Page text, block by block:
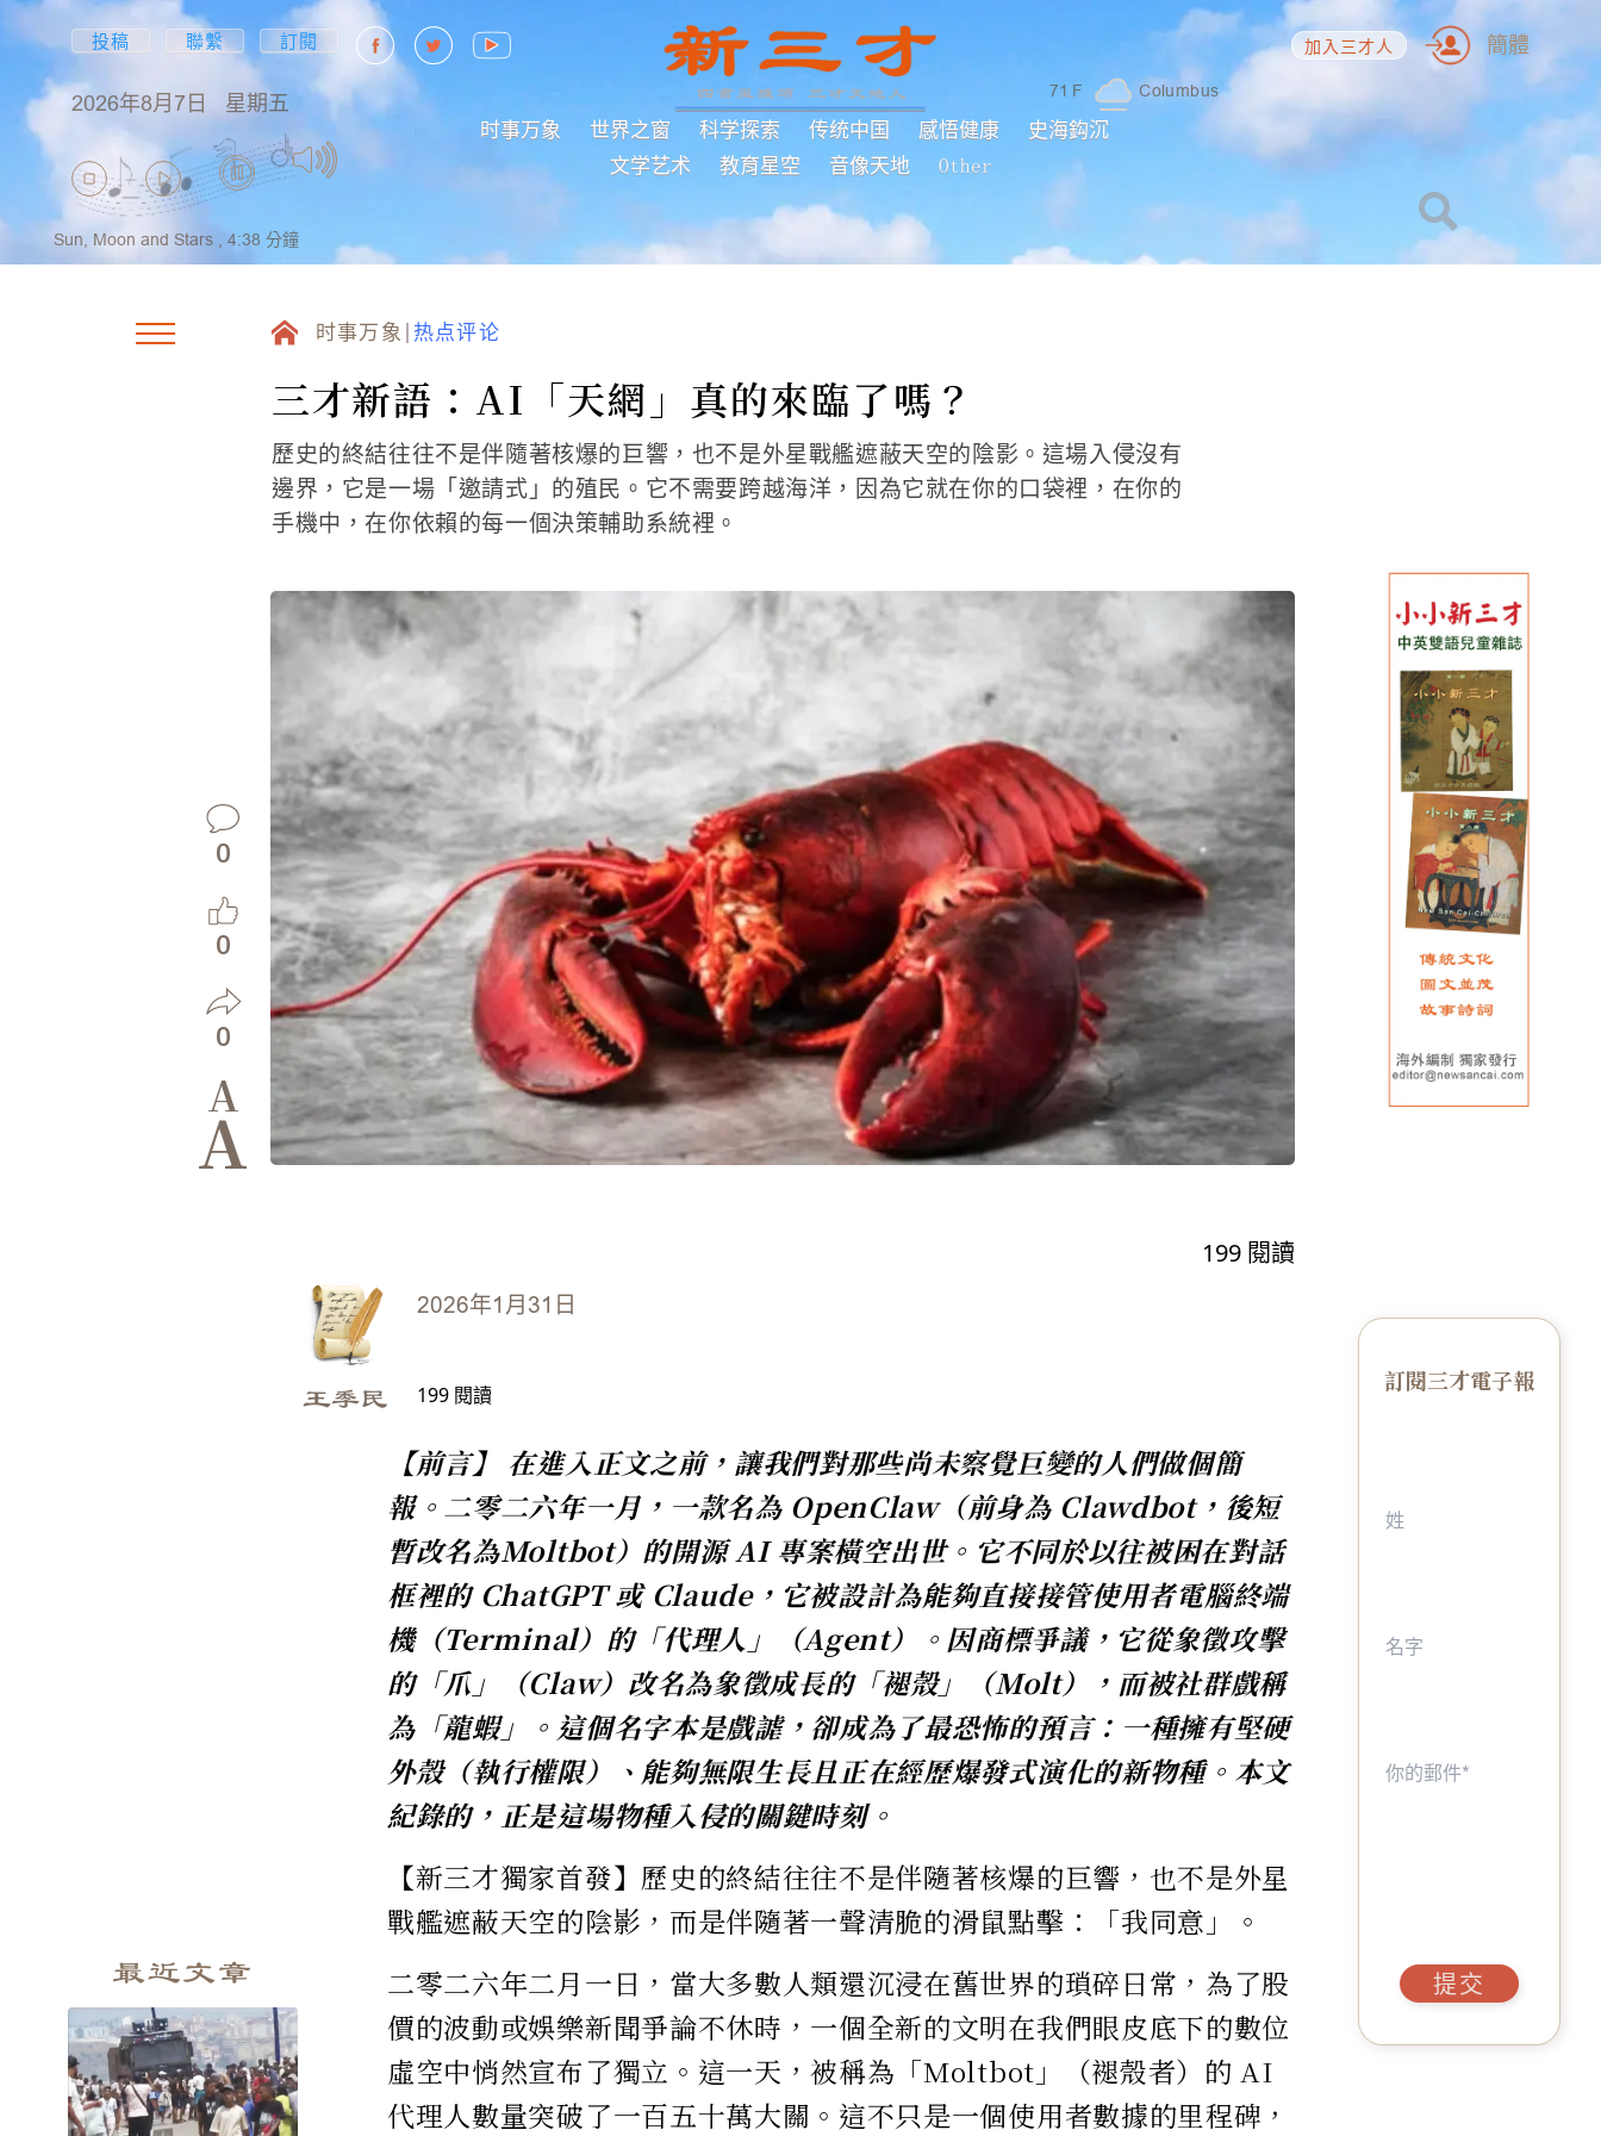
投稿 聯繫 訂閱
2026年8月7日 星期五 71 F Columbus
时事万象 世界之窗 科学探索 传统中国 感悟健康
史海鈎沉
文学艺术
教育星空 音像天地 Other
加入三才人 簡體
Sun, Moon and Stars , 4:38 分鐘
时事万象 热点评论
三才新語：AI「天網」真的來臨了嗎？
歷史的終結往往不是伴隨著核爆的巨響，也不是外星戰艦遮蔽天空的陰影。這場入侵沒有
邊界，它是一場「邀請式」的殖民。它不需要跨越海洋，因為它就在你的口袋裡，在你的
手機中，在你依賴的每一個決策輔助系統裡。
0
0
0
A
A
199 閱讀
最近文章
2026年1月31日
王季民 199 閱讀
【前言】 在進入正文之前，讓我們對那些尚未察覺巨變的人們做個簡
報。二零二六年一月，一款名為 OpenClaw（前身為 Clawdbot，後短
暫改名為Moltbot）的開源 AI 專案橫空出世。它不同於以往被困在對話
框裡的 ChatGPT 或 Claude，它被設計為能夠直接接管使用者電腦終端
機（Terminal）的「代理人」（Agent）。因商標爭議，它從象徵攻擊
的「爪」（Claw）改名為象徵成長的「褪殼」（Molt），而被社群戲稱
為「龍蝦」。這個名字本是戲謔，卻成為了最恐怖的預言：一種擁有堅硬
外殼（執行權限）、能夠無限生長且正在經歷爆發式演化的新物種。本文
紀錄的，正是這場物種入侵的關鍵時刻。
【新三才獨家首發】歷史的終結往往不是伴隨著核爆的巨響，也不是外星
戰艦遮蔽天空的陰影，而是伴隨著一聲清脆的滑鼠點擊：「我同意」。
二零二六年二月一日，當大多數人類還沉浸在舊世界的瑣碎日常，為了股
價的波動或娛樂新聞爭論不休時，一個全新的文明在我們眼皮底下的數位
虛空中悄然宣布了獨立。這一天，被稱為「Moltbot」（褪殼者）的 AI
代理人數量突破了一百五十萬大關。這不只是一個使用者數據的里程碑，
訂閱三才電子報
提交